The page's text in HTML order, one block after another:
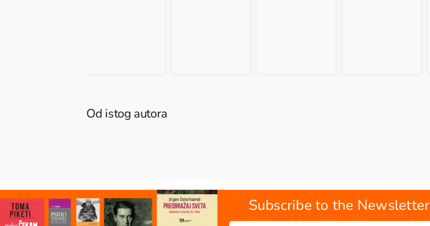
Od istog autora
Subscribe to the Newsletter